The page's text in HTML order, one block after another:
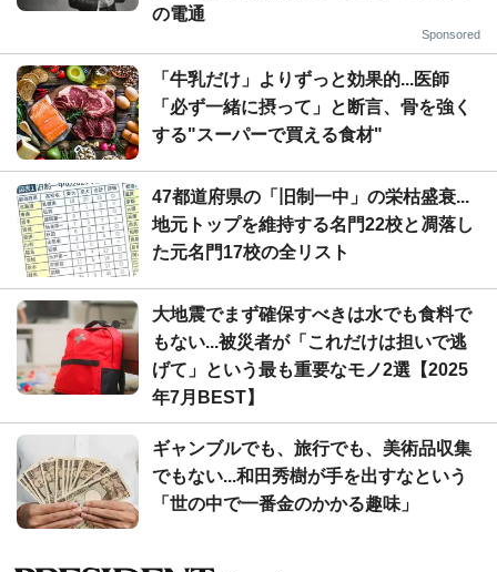
の電通
Sponsored
「牛乳だけ」よりずっと効果的...医師
「必ず一緒に摂って」と断言、骨を強く
する"スーパーで買える食材"
47都道府県の「旧制一中」の栄枯盛衰...
地元トップを維持する名門22校と凋落し
た元名門17校の全リスト
大地震でまず確保すべきは水でも食料で
もない...被災者が「これだけは担いで逃
げて」という最も重要なモノ2選【2025
年7月BEST】
ギャンブルでも、旅行でも、美術品収集
でもない...和田秀樹が手を出すなという
「世の中で一番金のかかる趣味」